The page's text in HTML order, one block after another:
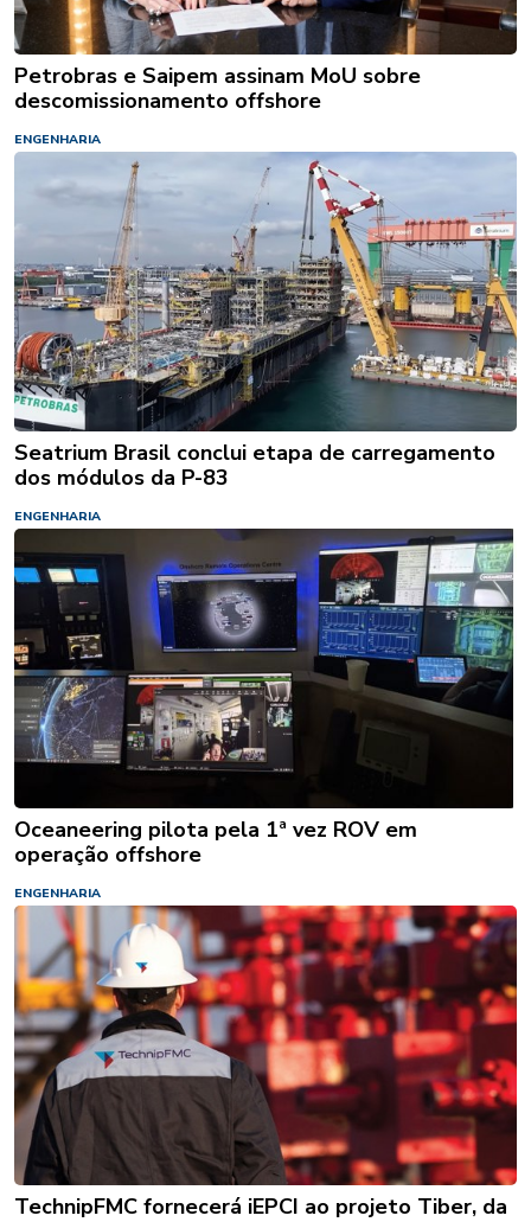
Petrobras e Saipem assinam MoU sobre
descomissionamento offshore
ENGENHARIA
Seatrium Brasil conclui etapa de carregamento
dos módulos da P-83
ENGENHARIA
Oceaneering pilota pela 1ª vez ROV em
operação offshore
ENGENHARIA
TechnipFMC fornecerá iEPCI ao projeto Tiber, da